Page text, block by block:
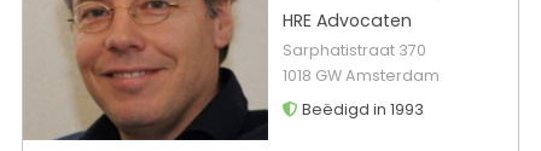
HRE Advocaten
Sarphatistraat 370
1018 GW Amsterdam
Beëdigd in 1993